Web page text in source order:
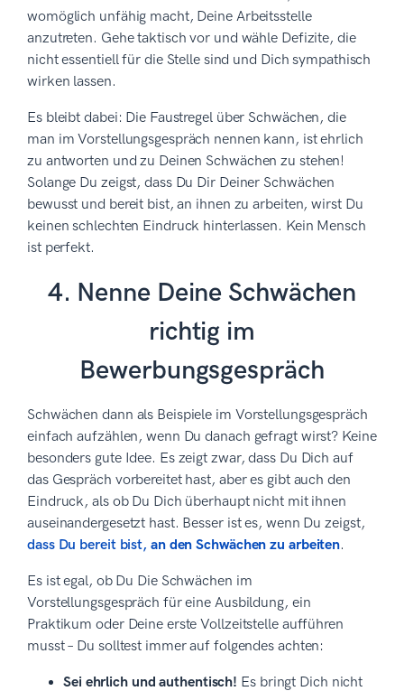
womöglich unfähig macht, Deine Arbeitsstelle
anzutreten. Gehe taktisch vor und wähle Defizite, die
nicht essentiell für die Stelle sind und Dich sympathisch
wirken lassen.
Es bleibt dabei: Die Faustregel über Schwächen, die
man im Vorstellungsgespräch nennen kann, ist ehrlich
zu antworten und zu Deinen Schwächen zu stehen!
Solange Du zeigst, dass Du Dir Deiner Schwächen
bewusst und bereit bist, an ihnen zu arbeiten, wirst Du
keinen schlechten Eindruck hinterlassen. Kein Mensch
ist perfekt.
4. Nenne Deine Schwächen
richtig im
Bewerbungsgespräch
Schwächen dann als Beispiele im Vorstellungsgespräch
einfach aufzählen, wenn Du danach gefragt wirst? Keine
besonders gute Idee. Es zeigt zwar, dass Du Dich auf
das Gespräch vorbereitet hast, aber es gibt auch den
Eindruck, als ob Du Dich überhaupt nicht mit ihnen
auseinandergesetzt hast. Besser ist es, wenn Du zeigst,
dass Du bereit bist, an den Schwächen zu arbeiten.
Es ist egal, ob Du Die Schwächen im
Vorstellungsgespräch für eine Ausbildung, ein
Praktikum oder Deine erste Vollzeitstelle aufführen
musst – Du solltest immer auf folgendes achten:
Sei ehrlich und authentisch! Es bringt Dich nicht